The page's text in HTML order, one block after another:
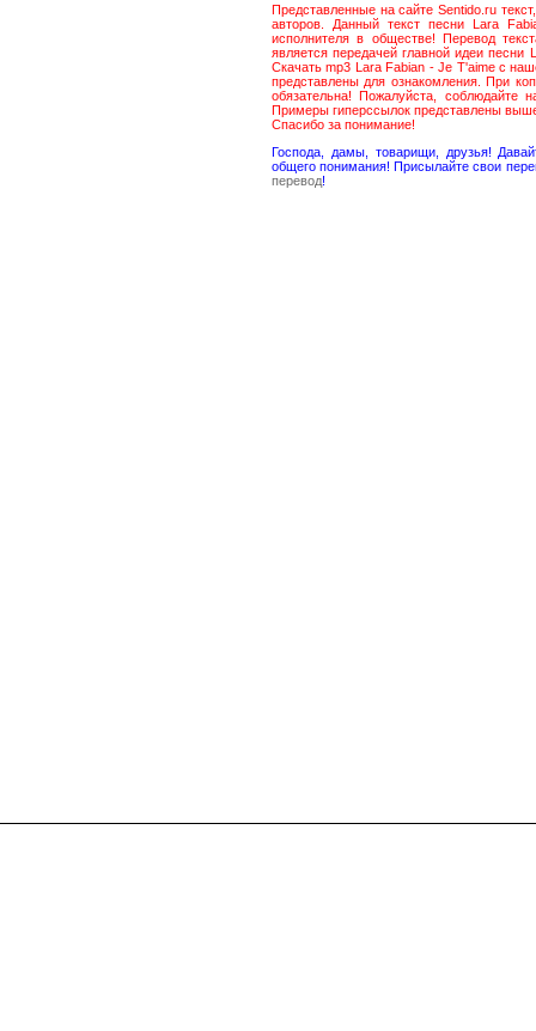
Представленные на сайте Sentido.ru
авторов. Данный текст песни Lara
исполнителя в обществе! Перевод
является передачей главной идеи
Скачать mp3 Lara Fabian - Je T'aime с
представлены для ознакомления. При
обязательна! Пожалуйста,
Примеры гиперссылок представлены
Спасибо за понимание!
Господа, дамы, товарищи, друзья!
общего понимания! Присылайте свои
перевод!